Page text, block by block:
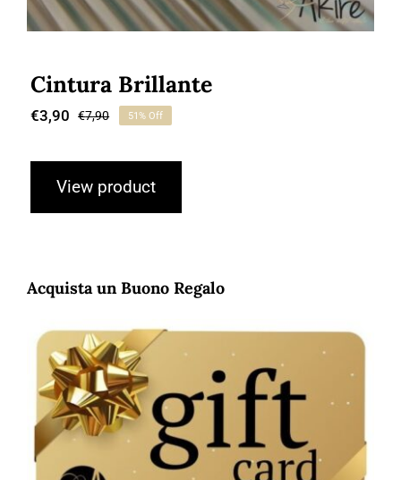
Cintura Brillante
€7,90Il
originale
era:
€7,90.
€3,90
Il
attuale
€3,90.
51% Off
View product
Acquista un Buono Regalo